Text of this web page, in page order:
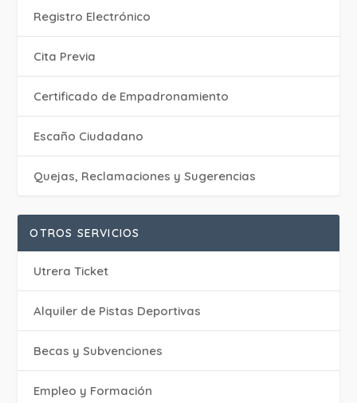
Registro Electrónico
Cita Previa
Certificado de Empadronamiento
Escaño Ciudadano
Quejas, Reclamaciones y Sugerencias
OTROS SERVICIOS
Utrera Ticket
Alquiler de Pistas Deportivas
Becas y Subvenciones
Empleo y Formación